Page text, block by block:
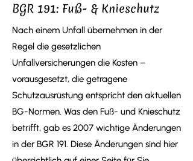
BGR 191: Fuß- & Knieschutz
Nach einem Unfall übernehmen in der
Regel die gesetzlichen
Unfallversicherungen die Kosten –
vorausgesetzt, die getragene
Schutzausrüstung entspricht den aktuellen
BG-Normen. Was den Fuß- und Knieschutz
betrifft, gab es 2007 wichtige Änderungen
in der BGR 191. Diese Änderungen sind hier